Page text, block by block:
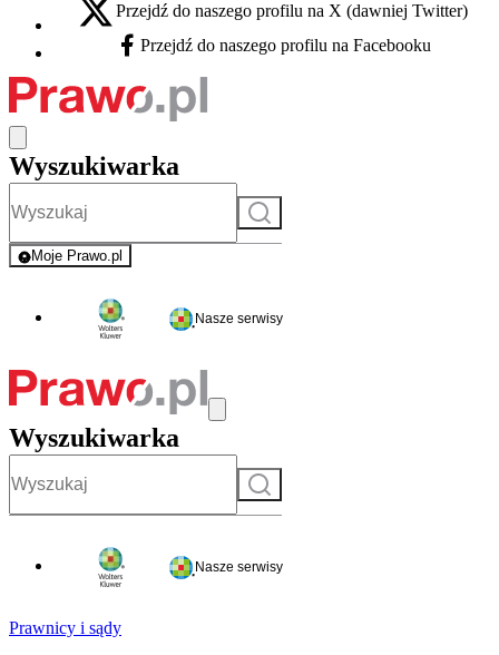
X - otwiera się w nowej karcie
Przejdź do naszego profilu na X (dawniej Twitter)
Facebook - otwiera się w nowej karcie
Przejdź do naszego profilu na Facebooku
Wyszukiwarka
Szukaj
Moje Prawo.pl
- rejestracja i logowanie do serwisu
Nasze serwisy
Wyszukiwarka
Szukaj
Nasze serwisy
Prawnicy i sądy